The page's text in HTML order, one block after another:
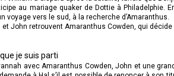
au mariage quaker de Dottie à Philadelphie.
voyage vers le sud, à la recherche d’Amaranthus.
et John retrouvent Amaranthus Cowden, qui
je suis parti
avec Amaranthus Cowden, John et une